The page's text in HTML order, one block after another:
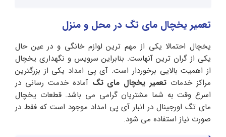
تعمیر یخچال مای تگ در محل و منزل
یخچال احتمالا یکی از مهم ترین لوازم خانگی و در عین حال
یکی از گران ترین آنهاست. بنابراین سرویس و نگهداری یخچال
از اهمیت بالایی برخوردار است. آی پی امداد یکی از بزرگترین
مراکز خدمات تعمیر یخچال مای تگ آماده خدمت رسانی در
اسرع وقت به شما مشتریان گرامی می باشد. قطعات یخچال
مای تگ اورجینال در انبار آی پی امداد موجود است که فقط در
صورت نیاز استفاده می شود.